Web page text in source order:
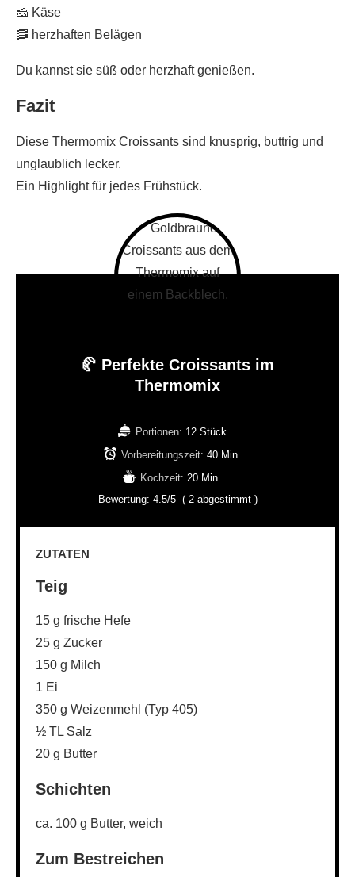
🧀 Käse
🥓 herzhaften Belägen
Du kannst sie süß oder herzhaft genießen.
Fazit
Diese Thermomix Croissants sind knusprig, buttrig und
unglaublich lecker.
Ein Highlight für jedes Frühstück.
🥐 Perfekte Croissants im
Thermomix
Portionen: 12 Stück
Vorbereitungszeit: 40 Min.
Kochzeit: 20 Min.
Bewertung: 4.5/5 ( 2abgestimmt )
ZUTATEN
Teig
15 g frische Hefe
25 g Zucker
150 g Milch
1 Ei
350 g Weizenmehl (Typ 405)
½ TL Salz
20 g Butter
Schichten
ca. 100 g Butter, weich
Zum Bestreichen